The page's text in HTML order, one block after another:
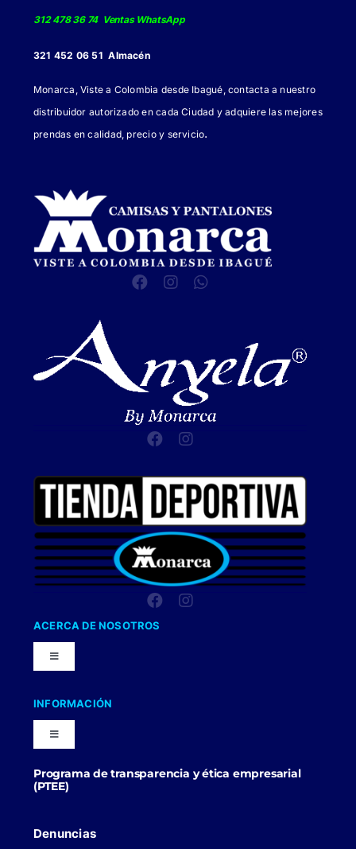
312 478 36 74 Ventas WhatsApp
321 452 06 51 Almacén
Monarca, Viste a Colombia desde Ibagué, contacta a nuestro
distribuidor autorizado en cada Ciudad y adquiere las mejores
prendas en calidad, precio y servicio.
ACERCA DE NOSOTROS
Toggle
Navigation
Nuestra Compañia
Trabaja con nosotros
INFORMACIÓN
Toggle
Navigation
Blog
Contactenos
Programa de transparencia y ética empresarial
(PTEE)
Denuncias